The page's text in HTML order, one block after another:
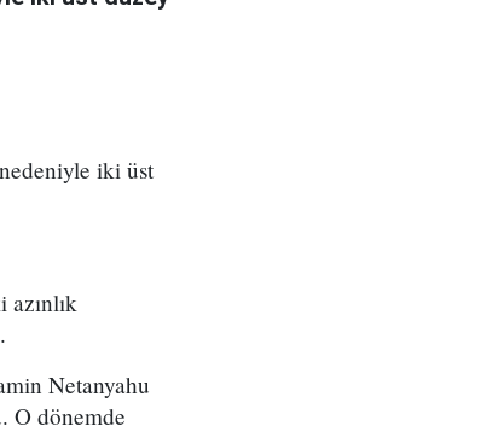
iki üst
azınlık
Netanyahu
O dönemde